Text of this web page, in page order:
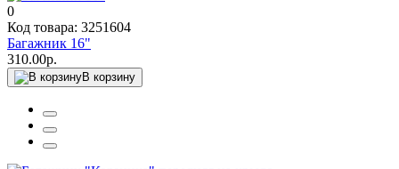
0
Код товара: 3251604
Багажник 16"
310.00р.
В корзину